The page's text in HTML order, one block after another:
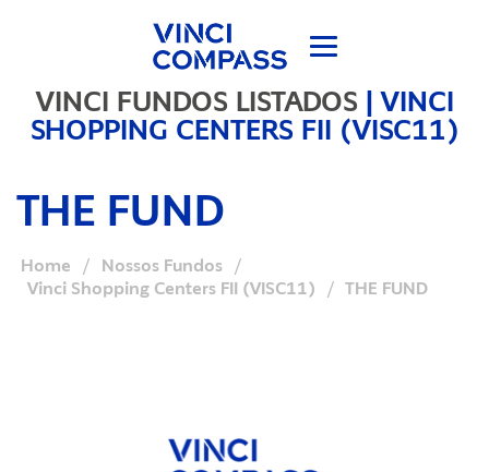
VINCI FUNDOS LISTADOS |VINCI
SHOPPING CENTERS FII (VISC11)
THE FUND
Home / Nossos Fundos
/
Vinci Shopping Centers FII (VISC11)
/ THE FUND